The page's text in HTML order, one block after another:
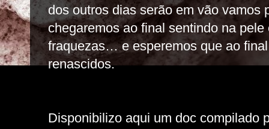
dos outros dias serão em vão vamos
chegaremos ao final sentindo na
fraquezas… e esperemos que ao
renascidos.
Disponibilizo aqui um doc compilado